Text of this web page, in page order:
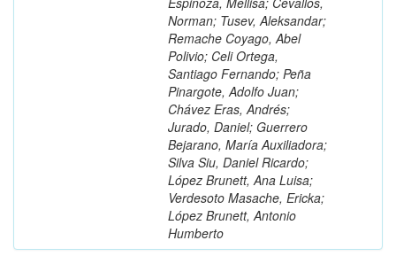
Norman; Tusev, Aleksandar;
Remache Coyago, Abel
Polivio; Celi Ortega,
Santiago Fernando; Peña
Pinargote, Adolfo Juan;
Chávez Eras, Andrés;
Jurado, Daniel; Guerrero
Bejarano, María Auxiliadora;
Silva Siu, Daniel Ricardo;
López Brunett, Ana Luisa;
Verdesoto Masache, Ericka;
López Brunett, Antonio
Humberto